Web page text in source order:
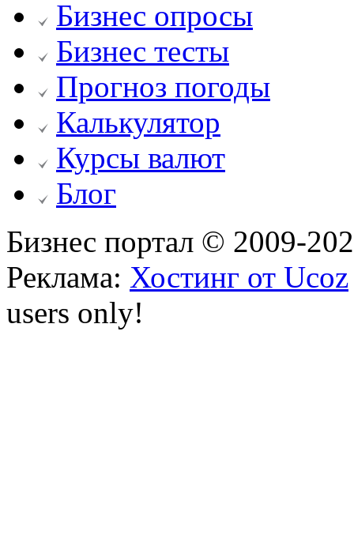
Бизнес опросы
Бизнес тесты
Прогноз погоды
Калькулятор
Курсы валют
Блог
Бизнес портал © 2009-
Реклама: Хостинг от Ucoz
users only!